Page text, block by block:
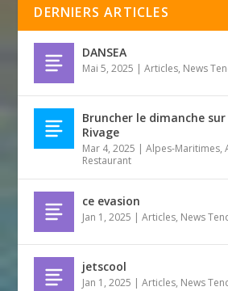
DERNIERS ARTICLES
DANSEA
Mai 5, 2025 |Articles, News
Bruncher le dimanche
Rivage
Mar 4, 2025 |Alpes-Maritimes,
Restaurant
ce evasion
Jan 1, 2025 |Articles, News
jetscool
Jan 1, 2025 |Articles, News